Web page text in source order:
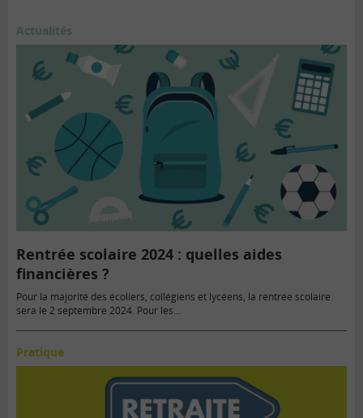
Actualités
Rentrée scolaire 2024 : quelles aides
financières ?
Pour la majorité des écoliers, collégiens et lycéens, la rentrée scolaire
sera le 2 septembre 2024. Pour les…
Pratique